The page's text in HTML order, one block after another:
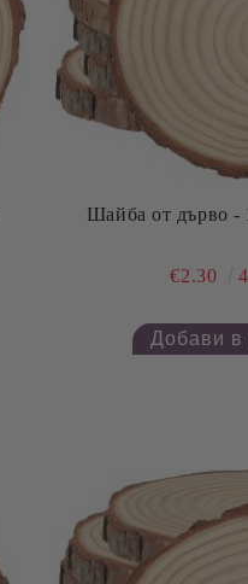
Шайба от дърво -
€2.30